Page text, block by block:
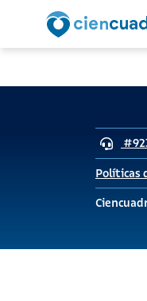
Políticas